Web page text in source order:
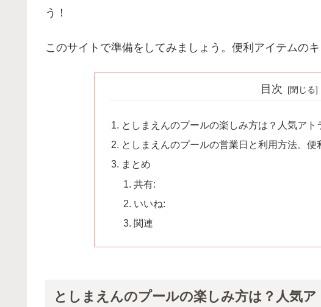
う！
このサイトで準備をしてみましょう。便利アイテムの
目次
としまえんのプールの楽しみ方は？人気アト
としまえんのプールの営業日と利用方法。便
まとめ
共有:
いいね:
関連
としまえんのプールの楽しみ方は？人気